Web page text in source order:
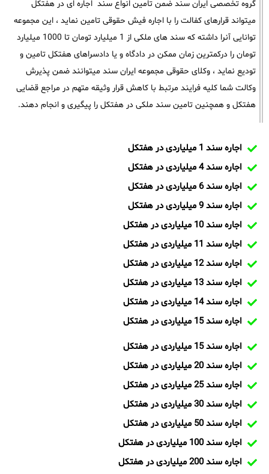
گروه تخصصی ایران سند ضمن تامین انواع سند اجاره ای در هفتکل
میتواند قرارهای کفالت را با اجاره فیش حقوقی تامین نماید ، این مجموعه
توانایی آنرا داشته که سند های ملکی از 1 میلیارد تومان تا 1000 میلیارد
تومان را درکمترین زمان ممکن در دادگاه و یا دادسراهای هفتکل تامین و
تودیع نماید ، وکلای حقوقی مجموعه ایران سند میتوانند ضمن پذیرش
وکالت شما کلیه فرایند مرتبط با کاهش قرار وثیقه متهم در مراجع قضایی
هفتکل و همچنین تامین سند ملکی در هفتکل را پیگیری و انجام دهند.
اجاره سند 1 میلیاردی در هفتکل
اجاره سند 4 میلیاردی در هفتکل
اجاره سند 6 میلیاردی در هفتکل
اجاره سند 9 میلیاردی در هفتکل
اجاره سند 10 میلیاردی در هفتکل
اجاره سند 11 میلیاردی در هفتکل
اجاره سند 12 میلیاردی در هفتکل
اجاره سند 13 میلیاردی در هفتکل
اجاره سند 14 میلیاردی در هفتکل
اجاره سند 15 میلیاردی در هفتکل
اجاره سند 15 میلیاردی در هفتکل
اجاره سند 20 میلیاردی در هفتکل
اجاره سند 25 میلیاردی در هفتکل
اجاره سند 30 میلیاردی در هفتکل
اجاره سند 50 میلیاردی در هفتکل
اجاره سند 100 میلیاردی در هفتکل
اجاره سند 200 میلیاردی در هفتکل